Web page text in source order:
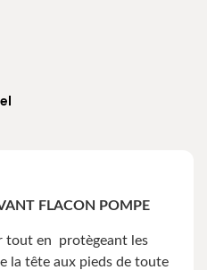
FLACON POMPE
tout en protègeant les
la tête aux pieds de toute